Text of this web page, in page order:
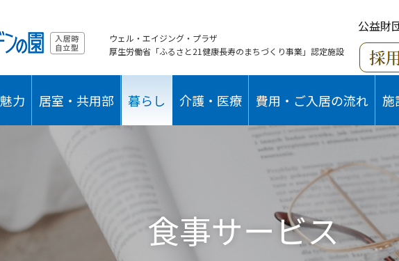
公益財
ウェル・エイジング・プラザ
厚生労働省「ふるさと21健康長寿のまちづくり事業」認定施設
力 居室・共用部 暮らし 介護・医療 費用・ご入居の流れ 施
食事サービス